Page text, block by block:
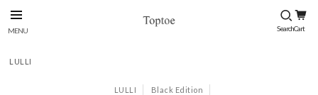
LULLI
LULLI Black Edition